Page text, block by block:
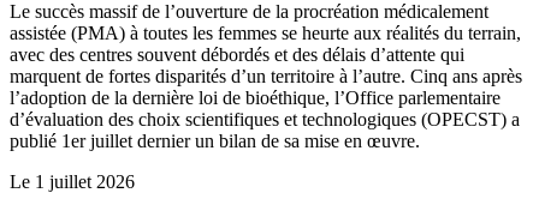
Le succès massif de l’ouverture de la procréation médicalement
assistée (PMA) à toutes les femmes se heurte aux réalités du terrain,
avec des centres souvent débordés et des délais d’attente qui
marquent de fortes disparités d’un territoire à l’autre. Cinq ans après
l’adoption de la dernière loi de bioéthique, l’Office parlementaire
d’évaluation des choix scientifiques et technologiques (OPECST) a
publié 1er juillet dernier un bilan de sa mise en œuvre.
Le 1 juillet 2026